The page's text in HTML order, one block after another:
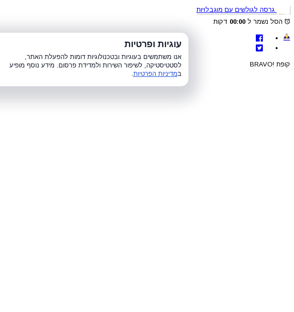
גרסה לגולשים עם מוגבלויות
הסל נשמר ל 00:00 דקות
קופת !BRAVO
עוגיות ופרטיות
אנו משתמשים בעוגיות ובטכנולוגיות דומות להפעלת האתר,
לסטטיסטיקה, לשיפור השירות ולמדידת פרסום. מידע נוסף מופיע
במדיניות הפרטיות.